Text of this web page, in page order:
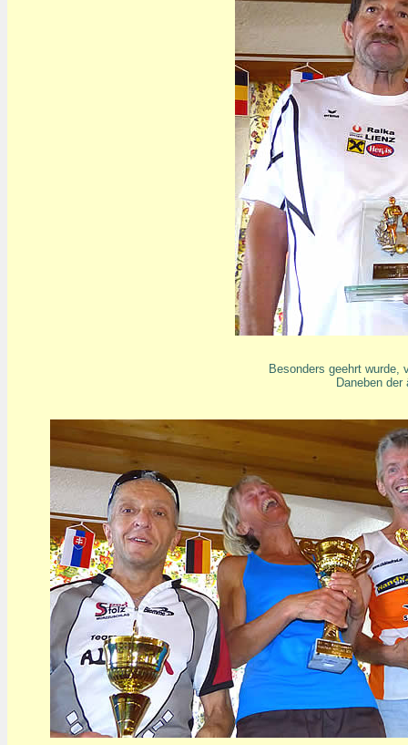
Besonders geehrt wurde,
Daneben